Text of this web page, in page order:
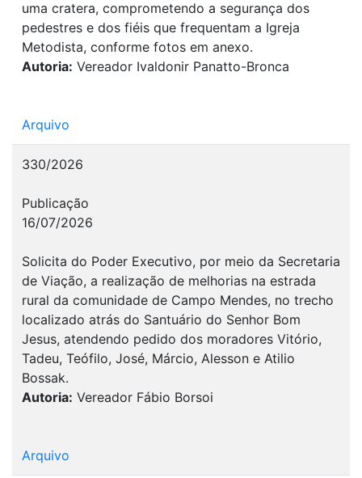
uma cratera, comprometendo a segurança dos
pedestres e dos fiéis que frequentam a Igreja
Metodista, conforme fotos em anexo.
Autoria: Vereador Ivaldonir Panatto-Bronca
Arquivo
330/2026
Publicação
16/07/2026
Solicita do Poder Executivo, por meio da Secretaria
de Viação, a realização de melhorias na estrada
rural da comunidade de Campo Mendes, no trecho
localizado atrás do Santuário do Senhor Bom
Jesus, atendendo pedido dos moradores Vitório,
Tadeu, Teófilo, José, Márcio, Alesson e Atilio
Bossak.
Autoria: Vereador Fábio Borsoi
Arquivo